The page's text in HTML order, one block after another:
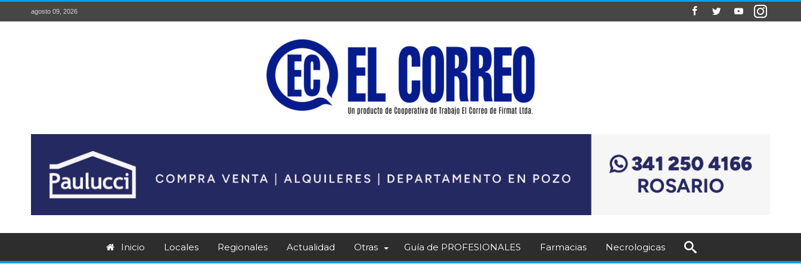
agosto 09, 2026
Inicio Locales Regionales Actualidad Otras Guía de PROFESIONALES Farmacias Necrologicas